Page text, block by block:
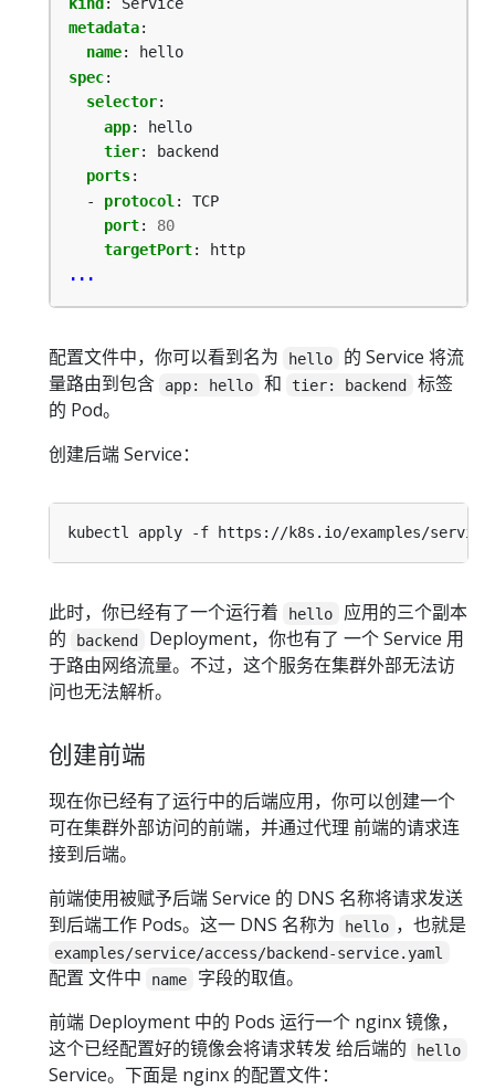
metadata:
name:
hello
spec:
selector:
app:
hello
tier:
backend
ports:
- protocol :
TCP
port:
80
targetPort:
http
...
配置文件中，你可以看到名为 hello
的 Service 将流
量路由到包含
app: hello 和 tier: backend
标签
的 Pod。
创建后端 Service：
此时，你已经有了一个运行着 hello
应用的三个副本
的
backend
Deployment，你也有了 一个 Service 用
于路由网络流量。不过，这个服务在集群外部无法访
问也无法解析。
创建前端
现在你已经有了运行中的后端应用，你可以创建一个
可在集群外部访问的前端，并通过代理 前端的请求连
接到后端。
前端使用被赋予后端 Service 的 DNS 名称将请求发送
到后端工作 Pods。这一 DNS 名称为
hello ，也就是
examples/service/access/backend-service.yaml
配置 文件中 name
字段的取值。
前端 Deployment 中的 Pods 运行一个 nginx 镜像，
这个已经配置好的镜像会将请求转发 给后端的
hello
Service。下面是 nginx 的配置文件：